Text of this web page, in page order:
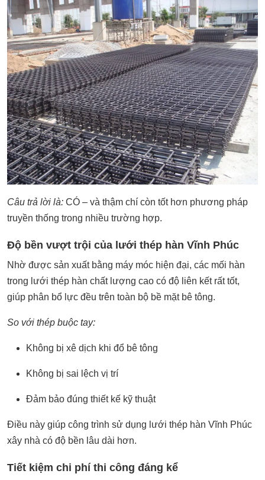
Câu trả lời là: CÓ – và thậm chí còn tốt hơn phương pháp
truyền thống trong nhiều trường hợp.
Độ bền vượt trội của lưới thép hàn Vĩnh Phúc
Nhờ được sản xuất bằng máy móc hiện đại, các mối hàn
trong lưới thép hàn chất lượng cao có độ liên kết rất tốt,
giúp phân bổ lực đều trên toàn bộ bề mặt bê tông.
So với thép buộc tay:
Không bị xê dịch khi đổ bê tông
Không bị sai lệch vị trí
Đảm bảo đúng thiết kế kỹ thuật
Điều này giúp công trình sử dụng lưới thép hàn Vĩnh Phúc
xây nhà có độ bền lâu dài hơn.
Tiết kiệm chi phí thi công đáng kể